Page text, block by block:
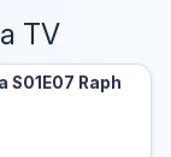
TV
S01E07 Raph